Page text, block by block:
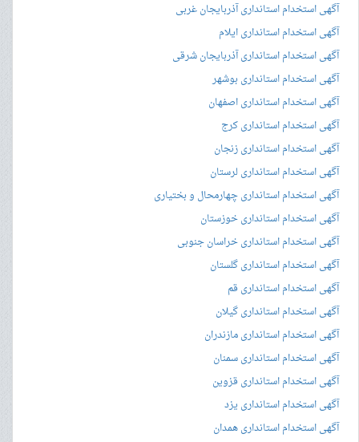
آگهی استخدام استانداری آذربایجان غربی
آگهی استخدام استانداری ایلام
آگهی استخدام استانداری آذربایجان شرقی
آگهی استخدام استانداری بوشهر
آگهی استخدام استانداری اصفهان
آگهی استخدام استانداری کرج
آگهی استخدام استانداری زنجان
آگهی استخدام استانداری لرستان
آگهی استخدام استانداری چهارمحال و بختیاری
آگهی استخدام استانداری خوزستان
آگهی استخدام استانداری خراسان جنوبی
آگهی استخدام استانداری گلستان
آگهی استخدام استانداری قم
آگهی استخدام استانداری گیلان
آگهی استخدام استانداری مازندران
آگهی استخدام استانداری سمنان
آگهی استخدام استانداری قزوین
آگهی استخدام استانداری یزد
آگهی استخدام استانداری همدان